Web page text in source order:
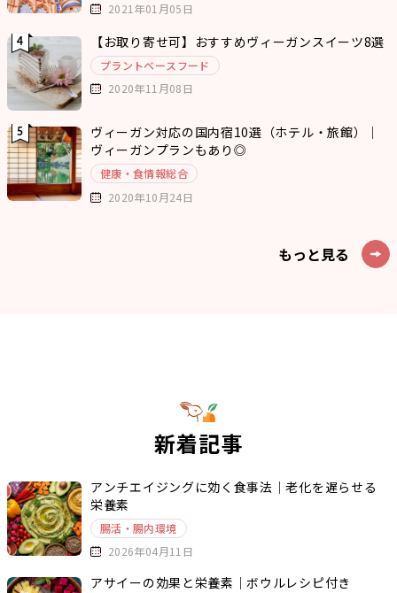
2021年01月05日
【お取り寄せ可】おすすめヴィーガンスイーツ8選
プラントベースフード
2020年11月08日
ヴィーガン対応の国内宿10選（ホテル・旅館）｜
ヴィーガンプランもあり◎
健康・食情報総合
2020年10月24日
もっと見る
新着記事
アンチエイジングに効く食事法｜老化を遅らせる
栄養素
腸活・腸内環境
2026年04月11日
アサイーの効果と栄養素｜ボウルレシピ付き